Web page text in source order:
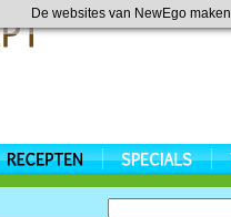
De websites van NewEgo